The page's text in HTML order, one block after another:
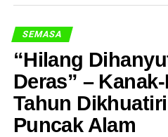
Dalam rakaman tersebut,
menghampiri tabung sebelum
mencurigakan. Video itu
menjadi antara video viral
diperkatakan.
SEMASA
“Hilang
Deras” –
Tahun
Puncak Alam